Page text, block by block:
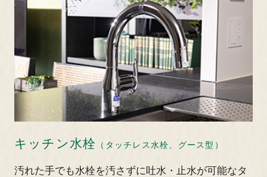
キッチン水栓 （タッチレス水栓、グース型）
汚れた手でも水栓を汚さずに吐水・止水が可能なタ